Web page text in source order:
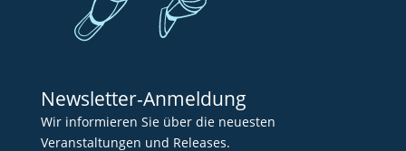
Newsletter-Anmeldung
Wir informieren Sie über die neuesten
Veranstaltungen und Releases.